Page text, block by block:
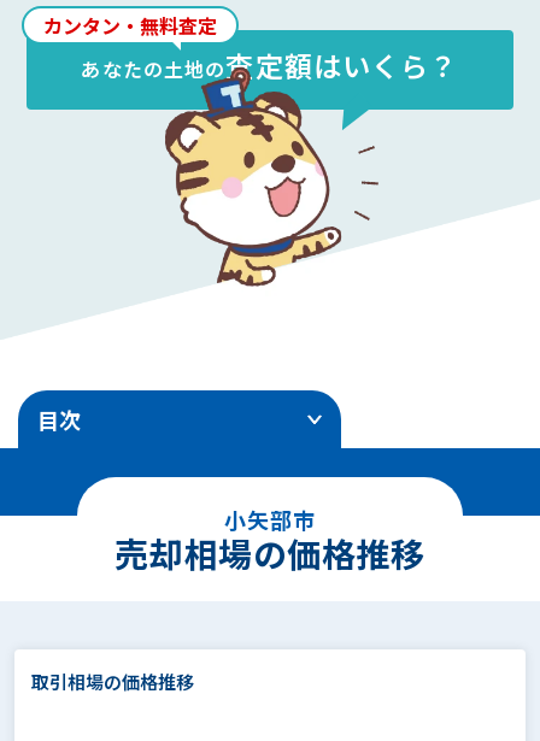
カンタン・無料査定
あなたの土地の査定額はいくら？
目次
売却相場の価格推移
エリア別地価ランキング
5.駅徒歩別の相場価格
小矢部市
売却相場の価格推移
取引相場の価格推移